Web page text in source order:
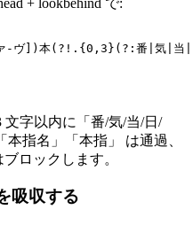
ヴ])本(?!.{0,3}(?:番|気|当
字以内に「番/気/当/日/
指名」「本指」 は通過、
ロックします。
吸収する